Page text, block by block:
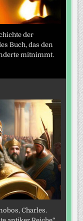
der
Buch, das den
mitnimmt.
Charles.